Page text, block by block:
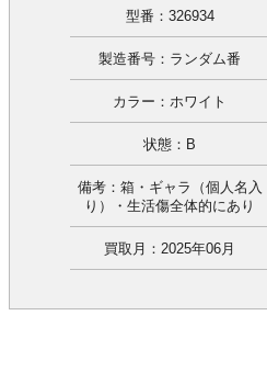
型番：326934
製造番号：ランダム番
カラー：ホワイト
状態：B
備考：箱・ギャラ（個人名入
り）・生活傷全体的にあり
買取月：2025年06月